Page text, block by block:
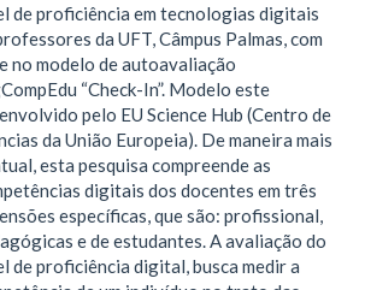
de proficiência em tecnologias digitais
da UFT, Câmpus Palmas, com
no modelo de autoavaliação
“Check-In”. Modelo este
pelo EU Science Hub (Centro de
da União Europeia). De maneira mais
esta pesquisa compreende as
digitais dos docentes em três
específicas, que são: profissional,
e de estudantes. A avaliação do
de proficiência digital, busca medir a